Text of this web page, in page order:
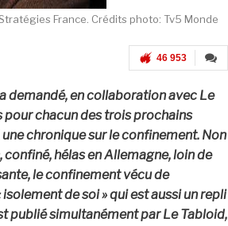
France. Crédits photo: Tv5 Monde
46 953
demandé, en collaboration avec Le
chacun des trois prochains
chronique sur le confinement. Non
hélas en Allemagne, loin de
le confinement vécu de
de soi » qui est aussi un repli
publié simultanément par Le Tabloid,